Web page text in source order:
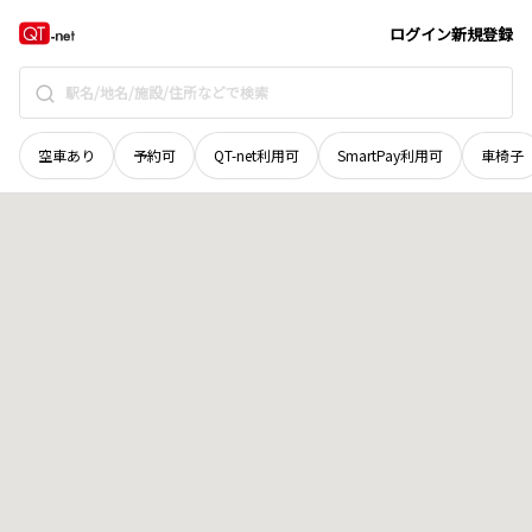
ログイン新規登録
空車あり 予約可 QT-net利用可 SmartPay利用可 車椅子
山口県